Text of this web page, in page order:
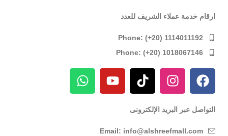
ارقام خدمة عملاء الشريف للعدد
Phone: (+20) 1114011192
Phone: (+20) 1018067146
التواصل عبر البريد الإلكترونى
Email: info@alshreefmall.com